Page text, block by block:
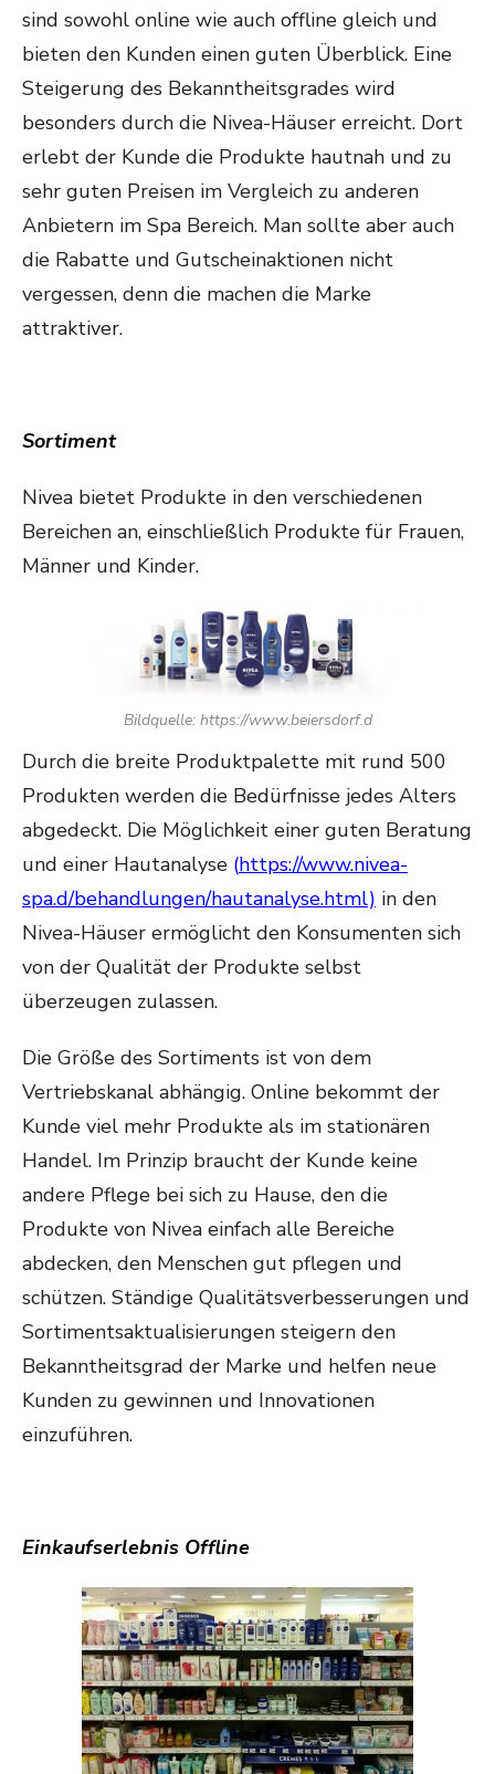
sind sowohl online wie auch offline gleich und
bieten den Kunden einen guten Überblick. Eine
Steigerung des Bekanntheitsgrades wird
besonders durch die Nivea-Häuser erreicht. Dort
erlebt der Kunde die Produkte hautnah und zu
sehr guten Preisen im Vergleich zu anderen
Anbietern im Spa Bereich. Man sollte aber auch
die Rabatte und Gutscheinaktionen nicht
vergessen, denn die machen die Marke
attraktiver.
Sortiment
Nivea bietet Produkte in den verschiedenen
Bereichen an, einschließlich Produkte für Frauen,
Männer und Kinder.
Bildquelle: https://www.beiersdorf.d
Durch die breite Produktpalette mit rund 500
Produkten werden die Bedürfnisse jedes Alters
abgedeckt. Die Möglichkeit einer guten Beratung
und einer Hautanalyse (https://www.nivea-
spa.d/behandlungen/hautanalyse.html) in den
Nivea-Häuser ermöglicht den Konsumenten sich
von der Qualität der Produkte selbst
überzeugen zulassen.
Die Größe des Sortiments ist von dem
Vertriebskanal abhängig. Online bekommt der
Kunde viel mehr Produkte als im stationären
Handel. Im Prinzip braucht der Kunde keine
andere Pflege bei sich zu Hause, den die
Produkte von Nivea einfach alle Bereiche
abdecken, den Menschen gut pflegen und
schützen. Ständige Qualitätsverbesserungen und
Sortimentsaktualisierungen steigern den
Bekanntheitsgrad der Marke und helfen neue
Kunden zu gewinnen und Innovationen
einzuführen.
Einkaufserlebnis Offline